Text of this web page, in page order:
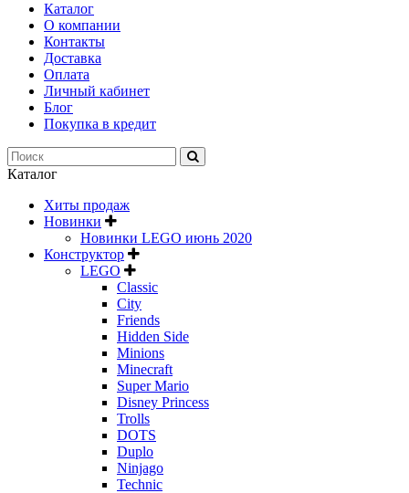
Каталог
О компании
Контакты
Доставка
Оплата
Личный кабинет
Блог
Покупка в кредит
Каталог
Хиты продаж
Новинки
Новинки LEGO июнь 2020
Конструктор
LEGO
Classic
City
Friends
Hidden Side
Minions
Minecraft
Super Mario
Disney Princess
Trolls
DOTS
Duplo
Ninjago
Technic